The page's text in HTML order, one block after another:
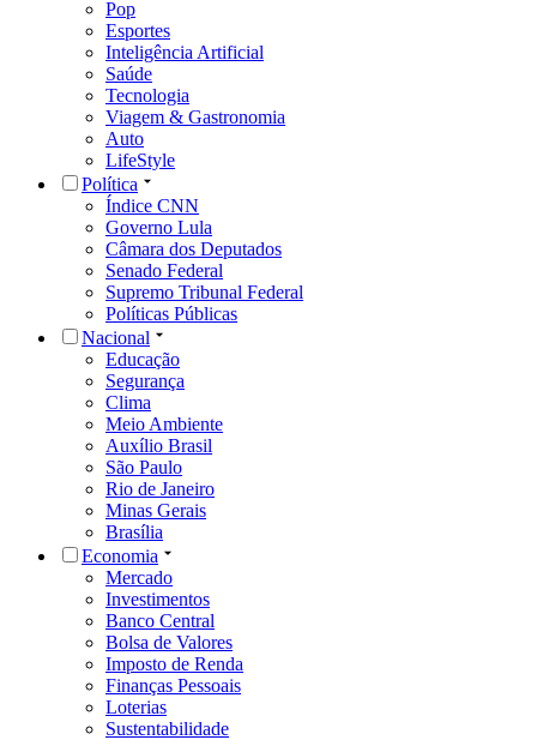
Pop
Esportes
Inteligência Artificial
Saúde
Tecnologia
Viagem & Gastronomia
Auto
LifeStyle
Política
Índice CNN
Governo Lula
Câmara dos Deputados
Senado Federal
Supremo Tribunal Federal
Políticas Públicas
Nacional
Educação
Segurança
Clima
Meio Ambiente
Auxílio Brasil
São Paulo
Rio de Janeiro
Minas Gerais
Brasília
Economia
Mercado
Investimentos
Banco Central
Bolsa de Valores
Imposto de Renda
Finanças Pessoais
Loterias
Sustentabilidade